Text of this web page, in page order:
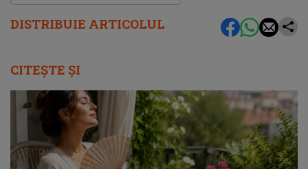
DISTRIBUIE ARTICOLUL
CITEȘTE ȘI